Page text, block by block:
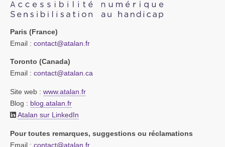
Paris (France)
Email : contact@atalan.fr
Toronto (Canada)
Email : contact@atalan.ca
Site web : www.atalan.fr
Blog : blog.atalan.fr
Atalan sur LinkedIn
Pour toutes remarques, suggestions ou réclamations
Email : contact@atalan.fr